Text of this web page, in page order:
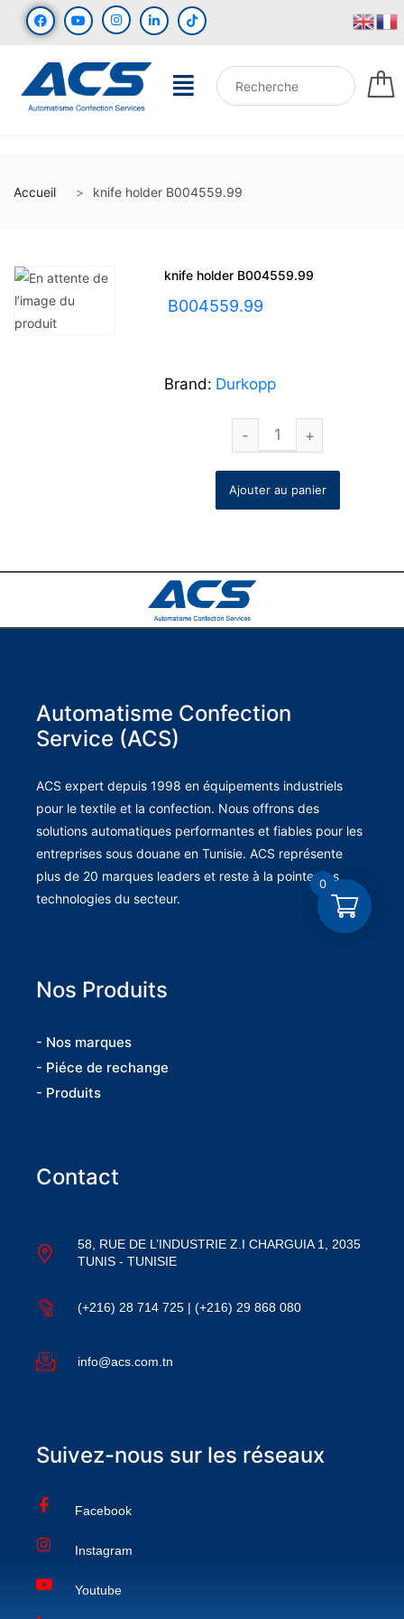
Accueil knife holder B004559.99
knife holder B004559.99
B004559.99
Brand: Durkopp
Ajouter au panier
Automatisme Confection
Service (ACS)
ACS expert depuis 1998 en équipements industriels
pour le textile et la confection. Nous offrons des
solutions automatiques performantes et fiables pour les
entreprises sous douane en Tunisie. ACS représente
plus de 20 marques leaders et reste à la pointe des
technologies du secteur.
Nos Produits
- Nos marques
- Piéce de rechange
- Produits
Contact
58, RUE DE L’INDUSTRIE Z.I CHARGUIA 1, 2035
TUNIS - TUNISIE
(+216) 28 714 725 | (+216) 29 868 080
info@acs.com.tn
Suivez-nous sur les réseaux
Facebook
Instagram
Youtube
0